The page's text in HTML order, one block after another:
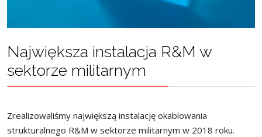
Największa instalacja R&M w
sektorze militarnym
Zrealizowaliśmy największą instalację okablowania
strukturalnego R&M w sektorze militarnym w 2018 roku.